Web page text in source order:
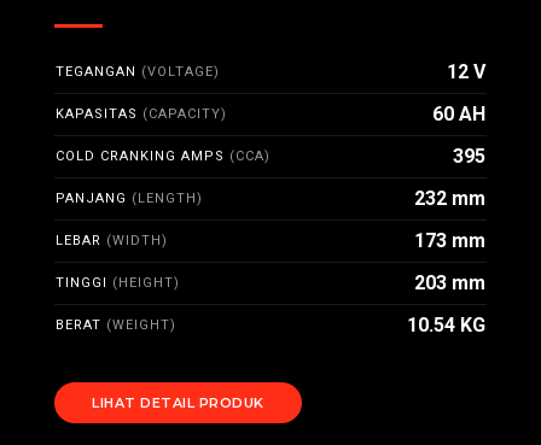
TEGANGAN (VOLTAGE) 12 V
KAPASITAS (CAPACITY) 60 AH
COLD CRANKING AMPS (CCA) 395
PANJANG (LENGTH) 232 mm
LEBAR (WIDTH) 173 mm
TINGGI (HEIGHT) 203 mm
BERAT (WEIGHT) 10.54 KG
LIHAT DETAIL PRODUK